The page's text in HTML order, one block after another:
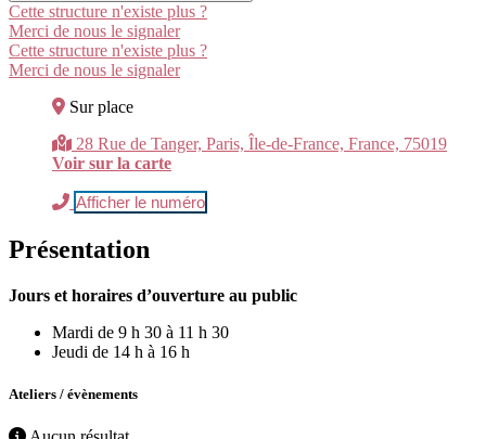
Cette structure n'existe plus ?
Merci de nous le signaler
Cette structure n'existe plus ?
Merci de nous le signaler
Sur place
28 Rue de Tanger, Paris, Île-de-France, France, 75019
Voir sur la carte
Afficher le numéro
Présentation
Jours et horaires d’ouverture au public
Mardi de 9 h 30 à 11 h 30
Jeudi de 14 h à 16 h
Ateliers / évènements